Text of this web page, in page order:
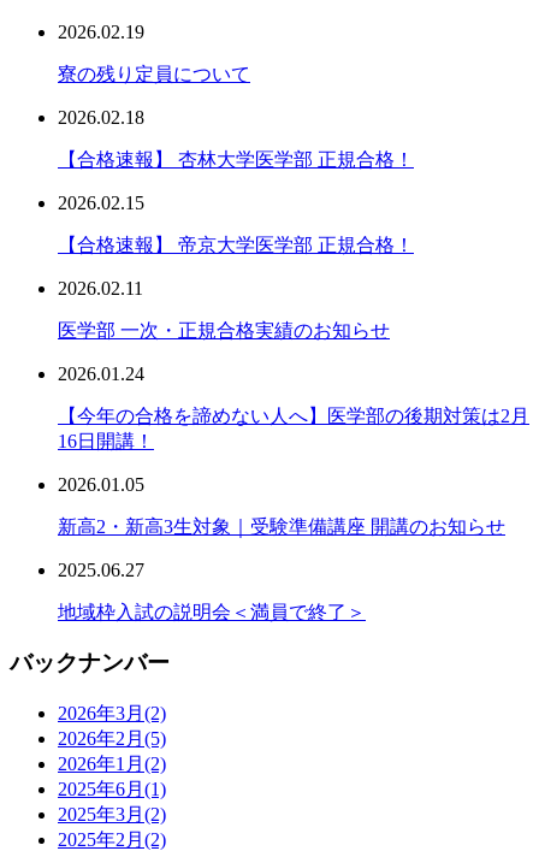
2026.02.19
寮の残り定員について
2026.02.18
【合格速報】 杏林大学医学部 正規合格！
2026.02.15
【合格速報】 帝京大学医学部 正規合格！
2026.02.11
医学部 一次・正規合格実績のお知らせ
2026.01.24
【今年の合格を諦めない人へ】医学部の後期対策は2月
16日開講！
2026.01.05
新高2・新高3生対象｜受験準備講座 開講のお知らせ
2025.06.27
地域枠入試の説明会＜満員で終了＞
バックナンバー
2026年3月 (2)
2026年2月 (5)
2026年1月 (2)
2025年6月 (1)
2025年3月 (2)
2025年2月 (2)